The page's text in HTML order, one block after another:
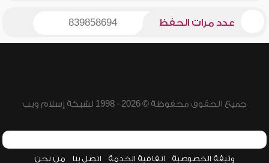
عدد مرات الحفظ 839858694
جميع الحقوق محفوظة © 2026 - 1998 لشبكة إسلام ويب
وثيقة الخصوصية اتفاقية الخدمة اتصل بنا من نحن